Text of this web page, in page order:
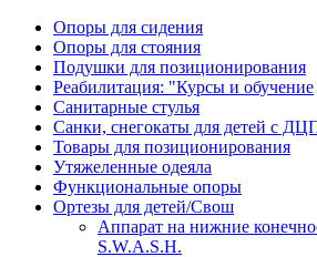
Опоры для сидения
Опоры для стояния
Подушки для позиционирования
Реабилитация: "Курсы и обучение
Санитарные стулья
Санки, снегокаты для детей с
Товары для позиционирования
Утяжеленные одеяла
Функциональные опоры
Ортезы для детей/Свош
Аппарат на нижние
S.W.A.S.H.